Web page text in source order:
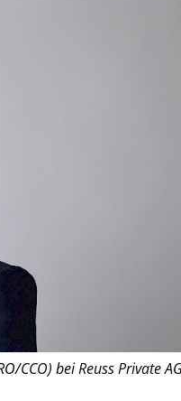
CCO) bei Reuss Private